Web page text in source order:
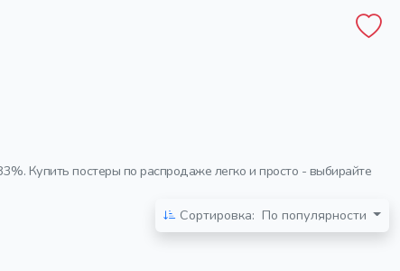
Купить постеры по распродаже легко и просто - выбирайте
Сортировка: По популярности